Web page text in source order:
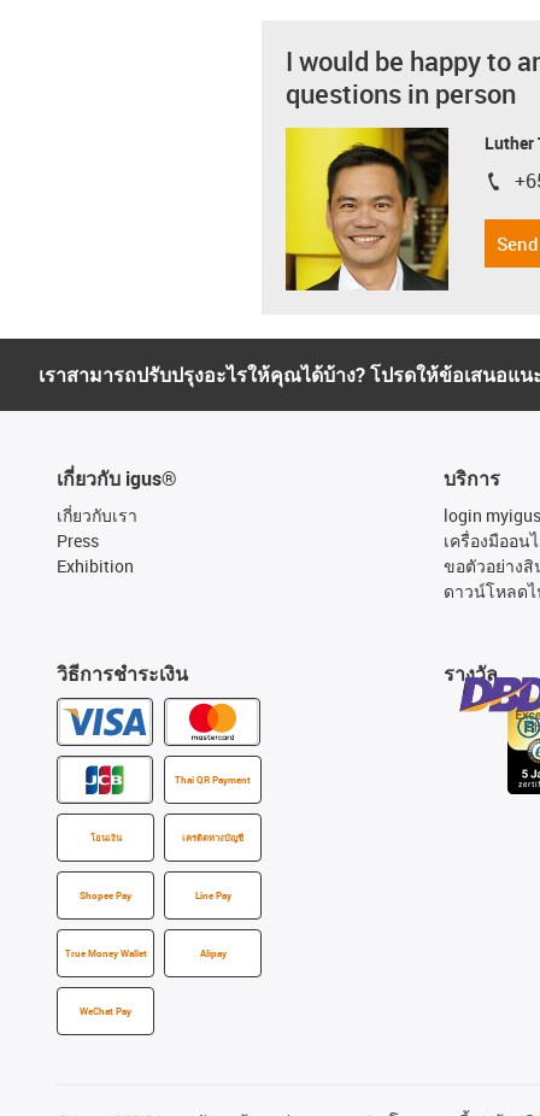
I would be happy to
questions in person
Luther
igus-
เราสามารถปรับปรุงอะไรให้คุณได้บ้าง? โปรดให้ข้อเสนอแน
เกี่ยวกับ igus®
เกี่ยวกับเรา
Press
Exhibition
วิธีการชำระเงิน
Thai QR Payment
โอนเงิน เครดิตทางบัญชี
Shopee Pay Line Pay
True Money Wallet Alipay
WeChat Pay
บริการ
login myigus
เครื่องมืออน
ขอตัวอย่าง
ดาวน์โหลดไ
รางวัล